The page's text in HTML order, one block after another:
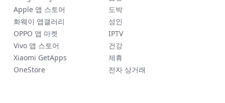
도박
성인
IPTV
건강
제휴
전자 상거래
Apple 앱 스토어
화웨이 앱갤러리
OPPO 앱 마켓
Vivo 앱 스토어
Xiaomi GetApps
OneStore